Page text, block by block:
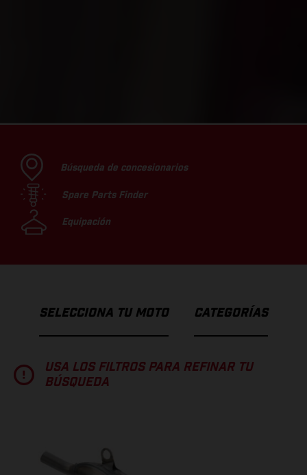
Búsqueda de concesionarios
Spare Parts Finder
Equipación
SELECCIONA TU MOTO CATEGORÍAS
USA LOS FILTROS PARA REFINAR TU
BÚSQUEDA